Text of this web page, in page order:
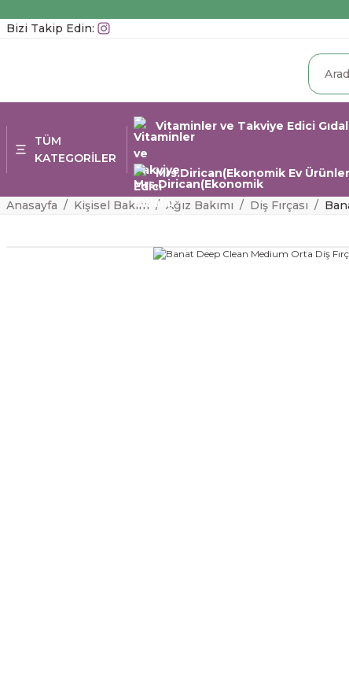
Bizi Takip Edin:
TÜM
KATEGORİLER
Vitaminler ve Takviye Edici
Mrs.Dirican(Ekonomik Ev
Anasayfa Kişisel Bakım Ağız Bakımı Diş Fırçası